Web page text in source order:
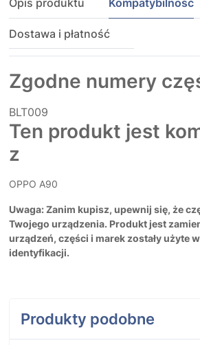
Opis produktu Kompatybilność
Dostawa i płatność
Zgodne numery
BLT009
Ten produkt jest
z
OPPO A90
Uwaga: Zanim kupisz, upewnij się, że
Twojego urządzenia. Produkt jest
urządzeń, części i marek zostały użyte
identyfikacji.
Produkty podobne